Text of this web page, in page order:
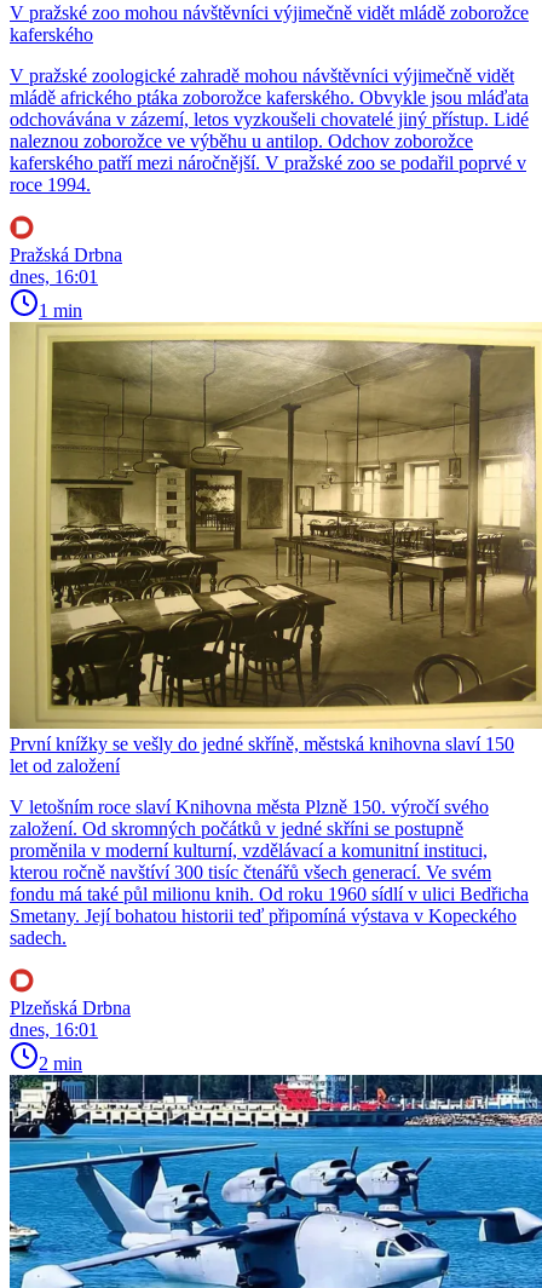
V pražské zoo mohou návštěvníci výjimečně vidět mládě zoborožce
kaferského
V pražské zoologické zahradě mohou návštěvníci výjimečně vidět
mládě afrického ptáka zoborožce kaferského. Obvykle jsou mláďata
odchovávána v zázemí, letos vyzkoušeli chovatelé jiný přístup. Lidé
naleznou zoborožce ve výběhu u antilop. Odchov zoborožce
kaferského patří mezi náročnější. V pražské zoo se podařil poprvé v
roce 1994.
Pražská Drbna
dnes, 16:01
1 min
První knížky se vešly do jedné skříně, městská knihovna slaví 150
let od založení
V letošním roce slaví Knihovna města Plzně 150. výročí svého
založení. Od skromných počátků v jedné skříni se postupně
proměnila v moderní kulturní, vzdělávací a komunitní instituci,
kterou ročně navštíví 300 tisíc čtenářů všech generací. Ve svém
fondu má také půl milionu knih. Od roku 1960 sídlí v ulici Bedřicha
Smetany. Její bohatou historii teď připomíná výstava v Kopeckého
sadech.
Plzeňská Drbna
dnes, 16:01
2 min